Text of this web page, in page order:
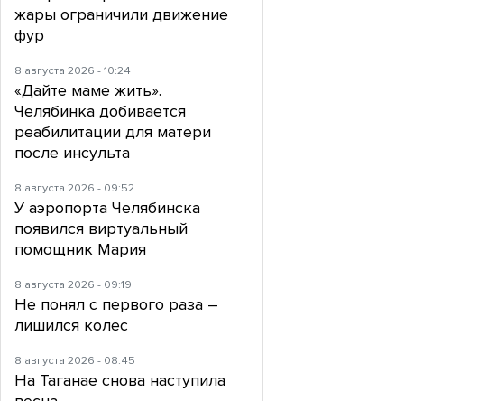
жары ограничили движение
фур
8 августа 2026 - 10:24
«Дайте маме жить».
Челябинка добивается
реабилитации для матери
после инсульта
8 августа 2026 - 09:52
У аэропорта Челябинска
появился виртуальный
помощник Мария
8 августа 2026 - 09:19
Не понял с первого раза –
лишился колес
8 августа 2026 - 08:45
На Таганае снова наступила